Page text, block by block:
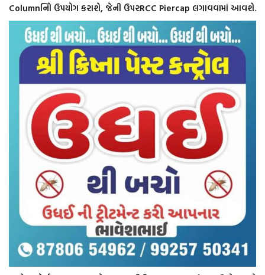
Columnનિો ઉપયોગ કરાશે, જેની ઉપરRCC Piercap લગાવવામાં આવશે.